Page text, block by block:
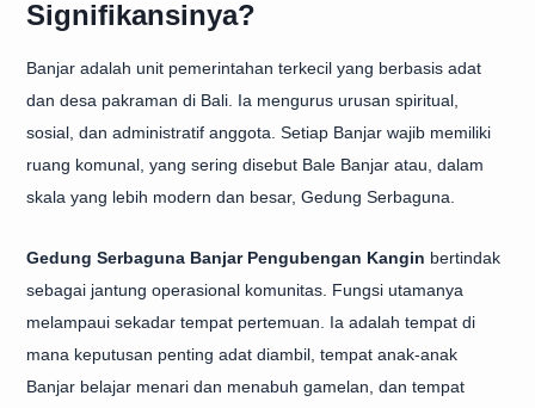
Signifikansinya?
Banjar adalah unit pemerintahan terkecil yang berbasis adat
dan desa pakraman di Bali. Ia mengurus urusan spiritual,
sosial, dan administratif anggota. Setiap Banjar wajib memiliki
ruang komunal, yang sering disebut Bale Banjar atau, dalam
skala yang lebih modern dan besar, Gedung Serbaguna.
Gedung Serbaguna Banjar Pengubengan Kangin bertindak
sebagai jantung operasional komunitas. Fungsi utamanya
melampaui sekadar tempat pertemuan. Ia adalah tempat di
mana keputusan penting adat diambil, tempat anak-anak
Banjar belajar menari dan menabuh gamelan, dan tempat